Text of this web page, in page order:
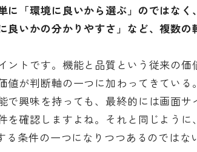
「環境に良いから選ぶ」のではなく
良いかの分かりやすさ」など、複数
ントです。機能と品質という従来の
値が判断軸の一つに加わってきてい
で興味を持っても、最終的には画面
を確認しますよね。それと同じよう
る条件の一つになりつつあるのではな